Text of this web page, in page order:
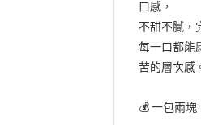
口感，
不甜不膩，
每一口都能
苦的層次感
💰 一包兩塊